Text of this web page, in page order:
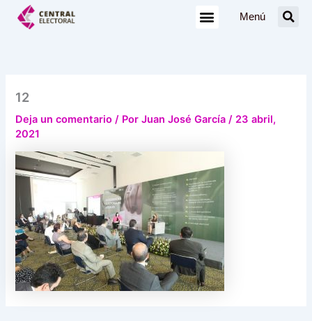
Menú
12
Deja un comentario / PorJuan José García/ 23 abril,
2021